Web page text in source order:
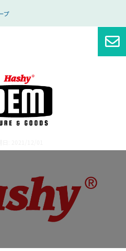
プ
ブログ
年末年始営業のお知ら
せ